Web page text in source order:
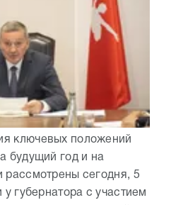
ключевых положений
будущий год и на
рассмотрены сегодня, 5
губернатора с участием